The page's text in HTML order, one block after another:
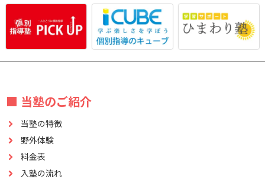
■ 当塾のご紹介
当塾の特徴
野外体験
料金表
入塾の流れ